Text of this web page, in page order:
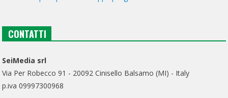
CONTATTI
SeiMedia srl
Via Per Robecco 91 - 20092 Cinisello Balsamo (MI) - Italy
p.iva 09997300968